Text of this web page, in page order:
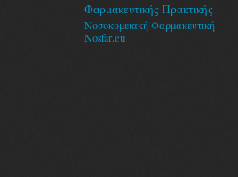
Φαρμακευτικής Πρακτικής
Νοσοκομειακή Φαρμακευτική
Nosfar.eu